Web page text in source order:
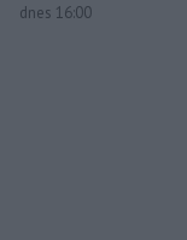
dnes 16:00